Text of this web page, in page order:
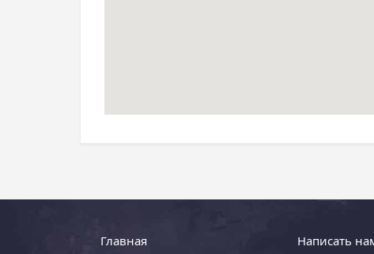
Главная
Написать